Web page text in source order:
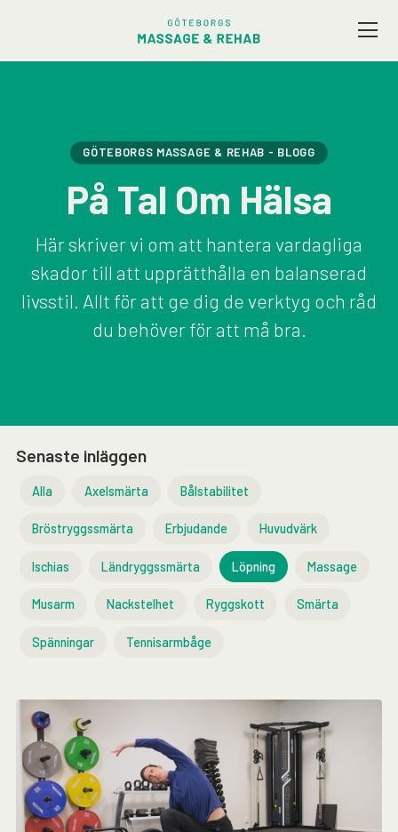
Företagsmassage
Friskvård
Terapeuter
Presentkort
GÖTEBORGS MASSAGE & REHAB - BLOGG
På Tal Om Hälsa
Här skriver vi om att hantera vardagliga
skador till att upprätthålla en balanserad
livsstil. Allt för att ge dig de verktyg och råd
du behöver för att må bra.
Senaste inläggen
Alla Axelsmärta Bålstabilitet
Bröstryggssmärta Erbjudande Huvudvärk
Ischias Ländryggssmärta Löpning Massage
Musarm Nackstelhet Ryggskott Smärta
Spänningar Tennisarmbåge